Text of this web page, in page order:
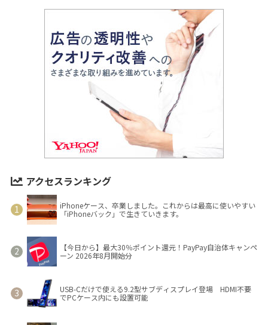
アクセスランキング
iPhoneケース、卒業しました。これからは最高に使いやすい
「iPhoneバック」で生きていきます。
【今日から】最大30％ポイント還元！PayPay自治体キャンペ
ーン 2026年8月開始分
USB-Cだけで使える9.2型サブディスプレイ登場 HDMI不要
でPCケース内にも設置可能